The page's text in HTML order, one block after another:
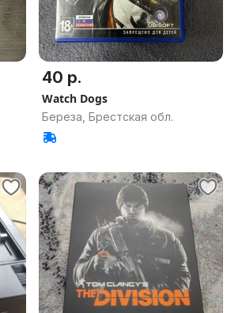
40 р.
Watch Dogs
Береза, Брестская обл.